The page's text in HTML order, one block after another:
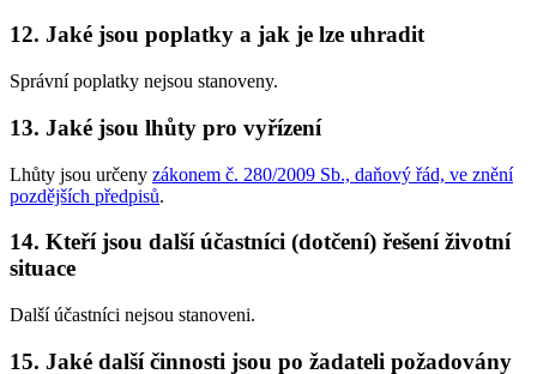
12. Jaké jsou poplatky a jak je lze uhradit
Správní poplatky nejsou stanoveny.
13. Jaké jsou lhůty pro vyřízení
Lhůty jsou určeny zákonem č. 280/2009 Sb., daňový řád, ve znění
pozdějších předpisů.
14. Kteří jsou další účastníci (dotčení) řešení životní
situace
Další účastníci nejsou stanoveni.
15. Jaké další činnosti jsou po žadateli požadovány